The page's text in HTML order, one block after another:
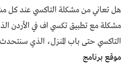
هل تعاني من مشكلة التاكسي عند كل
مشكلة مع تطبيق تكسي اف في الأردن
التاكسي حتى باب المنزل، الذي سنتحدث
موقع برنامج